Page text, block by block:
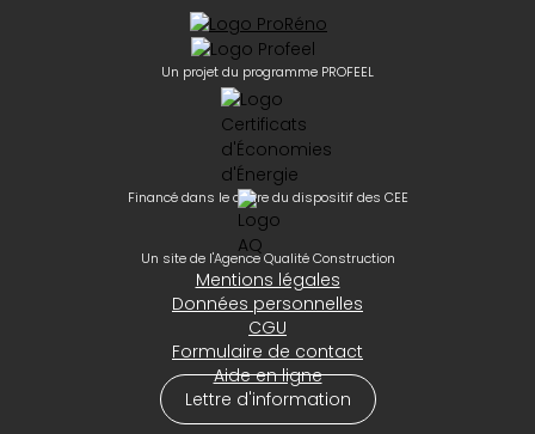
Un projet du programme PROFEEL
Financé dans le cadre du dispositif des CEE
Un site de l'Agence Qualité Construction
Mentions légales
Données personnelles
CGU
Formulaire de contact
Aide en ligne
Lettre d'information